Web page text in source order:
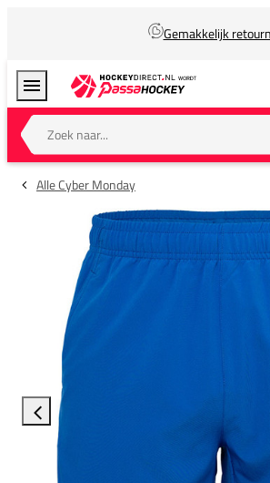
Gemakkelijk
Zoek naar...
Alle Cyber Monday